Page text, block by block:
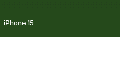
iPhone 15